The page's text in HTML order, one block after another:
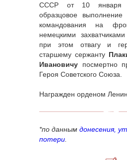
СССР от 10 января
образцовое выполнение
командования на
немецкими
при этом отвагу и
старшему сержанту
Ивановичу посмертно
Героя Советского Союза.
Награжден орденом
*по данным донесения,
потери.